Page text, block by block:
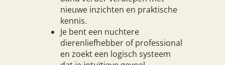
nieuwe inzichten en praktische
kennis.
Je bent een nuchtere
dierenliefhebber of professional
en zoekt een logisch systeem